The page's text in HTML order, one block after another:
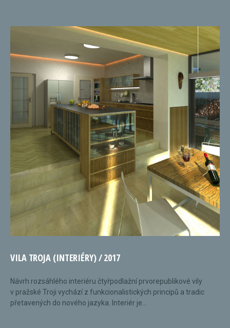
VILA TROJA (INTERIÉRY) / 2017
Návrh rozsáhlého interiéru čtyřpodlažní prvorepublikové vily
v pražské Troji vychází z funkcionalistických principů a tradic
přetavených do nového jazyka. Interiér je...